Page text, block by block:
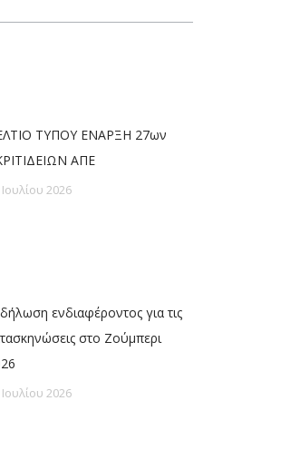
ΤΥΠΟΥ ΕΝΑΡΞΗ 27ων
ΑΠΕ
2026
ενδιαφέροντος για τις
στο Ζούμπερι
Ιουλίου 2026